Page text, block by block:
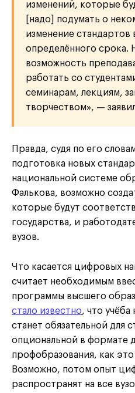
изменений, которые
[надо] подумать о
изменение стандартов
определённого срока.
возможность
работать со
семинарам, лекциям,
творчеством», —
Правда, судя по его
подготовка новых
национальной системе
Фалькова, возможно
которые будут
государства, и
вузов.
Что касается цифровых
считает необходимым
программы высшего
стало известно, что учёба
станет обязательной для
опциональной в формате
профобразования, как
Возможно, потом опыт
распространят на все